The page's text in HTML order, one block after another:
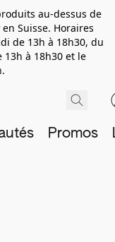
au-dessus de
Suisse. Horaires
de 13h à 18h30, du
à 18h30 et le
Promos